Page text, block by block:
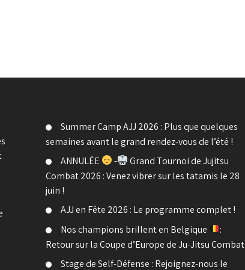
Summer Camp AJJ 2026 : Plus que quelques
semaines avant le grand rendez-vous de l’été !
ANNULÉE
-
Grand Tournoi de Jujitsu
Combat 2026 : Venez vibrer sur les tatamis le 28
juin !
AJJ en Fête 2026 : Le programme complet !
Nos champions brillent en Belgique
:
Retour sur la Coupe d’Europe de Ju-Jitsu Combat
Stage de Self-Défense : Rejoignez-nous le